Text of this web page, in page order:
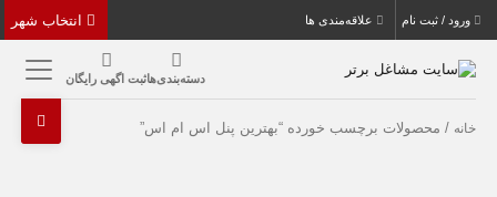
ورود / ثبت نام علاقه‌مندی ها
دسته‌بندی‌هاثبت اگهی رایگان
خانه / محصولات برچسب خورده “بهترین پنل اس ام اس”